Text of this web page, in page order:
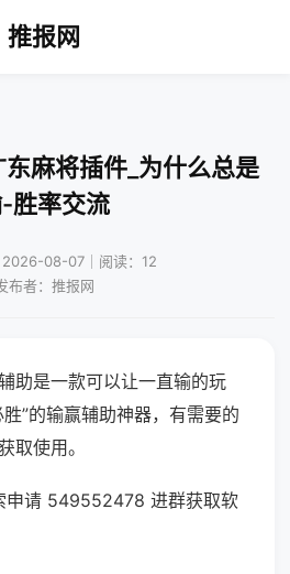
推报网
麻将插件_为什么总是
胜率交流
2026-08-07｜阅读：12
布者：推报网
助是一款可以让一直输的玩
”的输赢辅助神器，有需要的
取使用。
申请 549552478 进群获取软